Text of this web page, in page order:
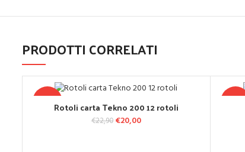
PRODOTTI CORRELATI
AGGIUNGI AL CARRELLO
Rotoli carta Tekno 200 12 rotoli
€22,90 Il prezzo originale era: €22,90.
€20,00Il prezzo attuale è: €20,00.